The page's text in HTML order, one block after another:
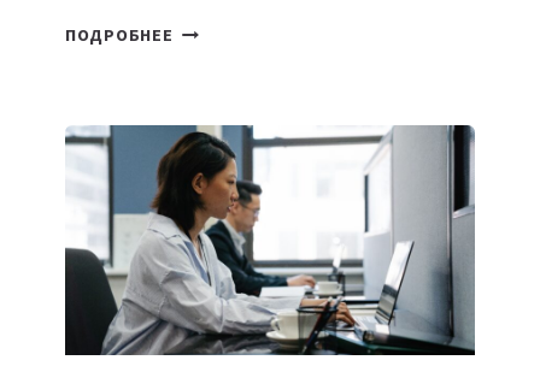
ПОДРОБНЕЕ ГЕОГРАФИЯ
PARK
UZBEKISTAN
РАСШИРИЛАСЬ
ДО
102
СТРАН